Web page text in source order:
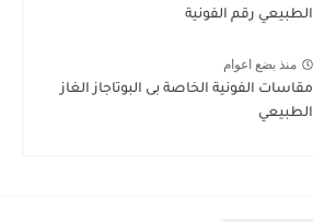
الطبيعي رقم الفونية
منذ بضع اعوام
مقاسات الفونية الخاصة بى البوتاجاز الغاز
الطبيعي